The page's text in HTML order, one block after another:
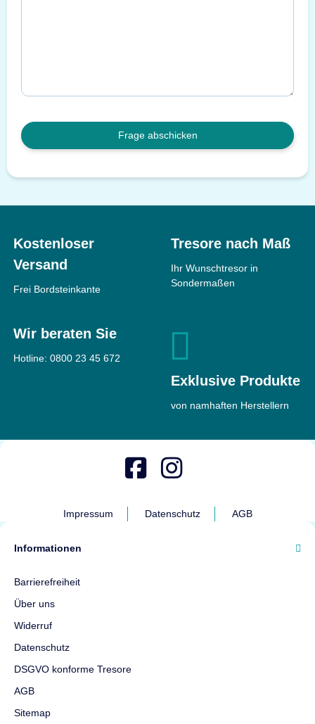
Frage abschicken
Kostenloser
Versand
Frei Bordsteinkante
Tresore nach Maß
Ihr Wunschtresor in
Sondermaßen
Wir beraten Sie
Hotline: 0800 23 45 672
Exklusive Produkte
von namhaften Herstellern
Impressum Datenschutz AGB
Informationen
Barrierefreiheit
Über uns
Widerruf
Datenschutz
DSGVO konforme Tresore
AGB
Sitemap